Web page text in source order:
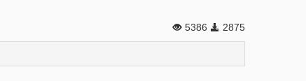
5386 2875